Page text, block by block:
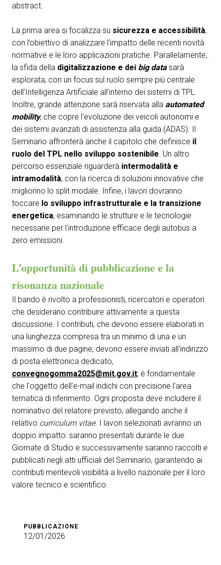
abstract.
La prima area si focalizza su sicurezza e accessibilità,
con l’obiettivo di analizzare l'impatto delle recenti novità
normative e le loro applicazioni pratiche. Parallelamente,
la sfida della digitalizzazione e dei big datasarà
esplorata, con un focus sul ruolo sempre più centrale
dell’Intelligenza Artificiale all'interno dei sistemi di TPL.
Inoltre, grande attenzione sarà riservata alla automated
mobility, che copre l'evoluzione dei veicoli autonomi e
dei sistemi avanzati di assistenza alla guida (ADAS). Il
Seminario affronterà anche il capitolo che definisce il
ruolo del TPL nello sviluppo sostenibile. Un altro
percorso essenziale riguarderà intermodalità e
intramodalità, con la ricerca di soluzioni innovative che
migliorino lo split modale. Infine, i lavori dovranno
toccare lo sviluppo infrastrutturale e la transizione
energetica, esaminando le strutture e le tecnologie
necessarie per l'introduzione efficace degli autobus a
zero emissioni.
L’opportunità di pubblicazione e la
risonanza nazionale
Il bando è rivolto a professionisti, ricercatori e operatori
che desiderano contribuire attivamente a questa
discussione. I contributi, che devono essere elaborati in
una lunghezza compresa tra un minimo di una e un
massimo di due pagine, devono essere inviati all'indirizzo
di posta elettronica dedicato,
convegnogomma2025@mit.gov.it; è fondamentale
che l'oggetto dell’e-mail indichi con precisione l'area
tematica di riferimento. Ogni proposta deve includere il
nominativo del relatore previsto, allegando anche il
relativo curriculum vitae. I lavori selezionati avranno un
doppio impatto: saranno presentati durante le due
Giornate di Studio e successivamente saranno raccolti e
pubblicati negli atti ufficiali del Seminario, garantendo ai
contributi meritevoli visibilità a livello nazionale per il loro
valore tecnico e scientifico.
PUBBLICAZIONE
12/01/2026